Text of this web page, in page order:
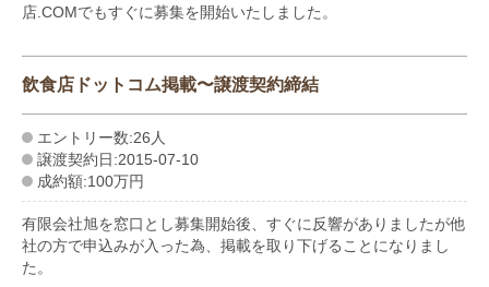
店.COMでもすぐに募集を開始いたしました。
飲食店ドットコム掲載〜譲渡契約締結
エントリー数:26人
譲渡契約日:2015-07-10
成約額:100万円
有限会社旭を窓口とし募集開始後、すぐに反響がありましたが他
社の方で申込みが入った為、掲載を取り下げることになりまし
た。